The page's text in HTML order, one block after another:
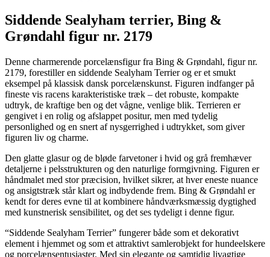
Siddende Sealyham terrier, Bing &
Grøndahl figur nr. 2179
Denne charmerende porcelænsfigur fra Bing & Grøndahl, figur nr.
2179, forestiller en siddende Sealyham Terrier og er et smukt
eksempel på klassisk dansk porcelænskunst. Figuren indfanger på
fineste vis racens karakteristiske træk – det robuste, kompakte
udtryk, de kraftige ben og det vågne, venlige blik. Terrieren er
gengivet i en rolig og afslappet positur, men med tydelig
personlighed og en snert af nysgerrighed i udtrykket, som giver
figuren liv og charme.
Den glatte glasur og de bløde farvetoner i hvid og grå fremhæver
detaljerne i pelsstrukturen og den naturlige formgivning. Figuren er
håndmalet med stor præcision, hvilket sikrer, at hver eneste nuance
og ansigtstræk står klart og indbydende frem. Bing & Grøndahl er
kendt for deres evne til at kombinere håndværksmæssig dygtighed
med kunstnerisk sensibilitet, og det ses tydeligt i denne figur.
“Siddende Sealyham Terrier” fungerer både som et dekorativt
element i hjemmet og som et attraktivt samlerobjekt for hundeelskere
og porcelænsentusiaster. Med sin elegante og samtidig livagtige